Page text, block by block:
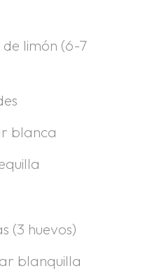
limón (6-7
blanca
(3 huevos)
blanquilla